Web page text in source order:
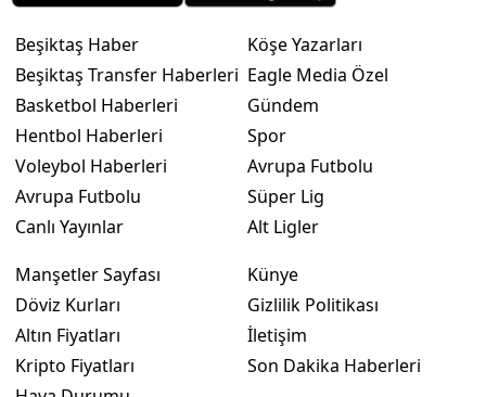
Beşiktaş Haber
Beşiktaş Transfer Haberleri
Basketbol Haberleri
Hentbol Haberleri
Voleybol Haberleri
Avrupa Futbolu
Canlı Yayınlar
Köşe Yazarları
Eagle Media Özel
Gündem
Spor
Avrupa Futbolu
Süper Lig
Alt Ligler
Manşetler Sayfası
Döviz Kurları
Altın Fiyatları
Kripto Fiyatları
Künye
Gizlilik Politikası
İletişim
Son Dakika Haberleri